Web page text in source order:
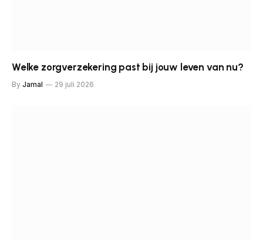
Welke zorgverzekering past bij jouw leven van nu?
By Jamal 29 juli 2026